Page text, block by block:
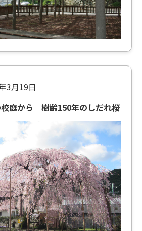
3月19日
庭から 樹齢150年のしだれ桜